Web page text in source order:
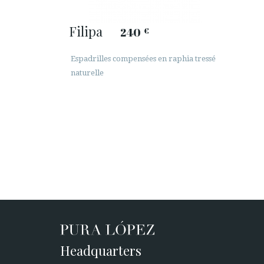
Filipa 240 €
Espadrilles compensées en raphia tressé
naturelle
Headquarters